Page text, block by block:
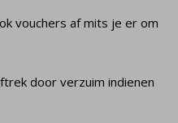
vouchers af mits je er om
door verzuim indienen